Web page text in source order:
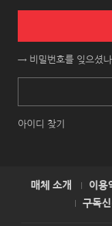
→ 비밀번호를 잊으셨
아이디 찾기
매체 소개 이용
구독